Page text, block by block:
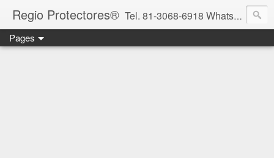
Regio Protectores® Tel. 81-3068-6918 WhatsApp 81-2636-2823 / 33-1145-3780 cotizacionregioprotectores@gmail.com / regioprotectores@gmail.com https://www.facebook.com/RegioProtectores/
Pages